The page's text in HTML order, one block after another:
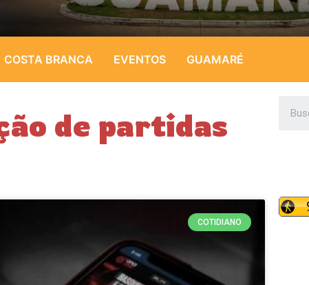
COSTA BRANCA EVENTOS GUAMARÉ
de partidas
COTIDIANO